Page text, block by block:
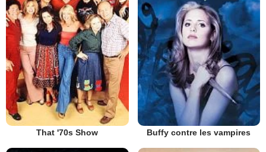
That '70s Show Buffy contre les vampires